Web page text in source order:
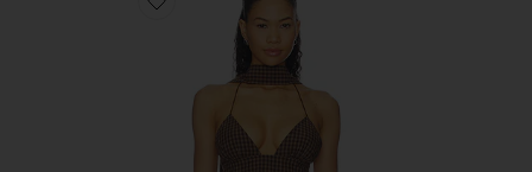
Favorite PLAY ホルター